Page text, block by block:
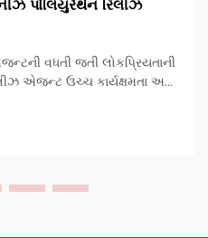
પોલિયુરેથેન રિલીઝ
વધતી જતી લોકપ્રિયતાની
એજન્ટ ઉચ્ચ કાર્યક્ષમતા અને
છે. કારણ કે ઉદ્યોગોમાં...